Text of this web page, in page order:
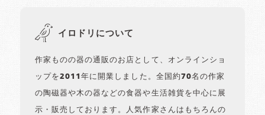
イロドリについて
作家ものの器の通販のお店として、オンラインショ
ップを2011年に開業しました。全国約70名の作家
の陶磁器や木の器などの食器や生活雑貨を中心に展
示・販売しております。人気作家さんはもちろんの